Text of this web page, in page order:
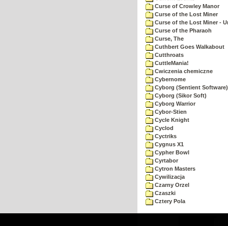
Curse of Crowley Manor
Curse of the Lost Miner
Curse of the Lost Miner -
Curse of the Pharaoh
Curse, The
Cuthbert Goes Walkabout
Cutthroats
CuttleMania!
Cwiczenia chemiczne
Cybernome
Cyborg (Sentient Software)
Cyborg (Sikor Soft)
Cyborg Warrior
Cybor-Stien
Cycle Knight
Cyclod
Cyctriks
Cygnus X1
Cypher Bowl
Cyrtabor
Cytron Masters
Cywilizacja
Czarny Orzel
Czaszki
Cztery Pola